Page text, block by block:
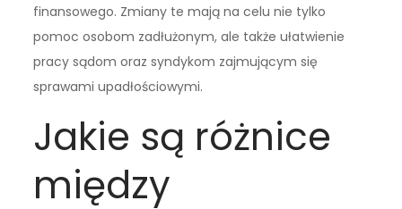
finansowego. Zmiany te mają na celu nie tylko
pomoc osobom zadłużonym, ale także ułatwienie
pracy sądom oraz syndykom zajmującym się
sprawami upadłościowymi.
Jakie są różnice
między